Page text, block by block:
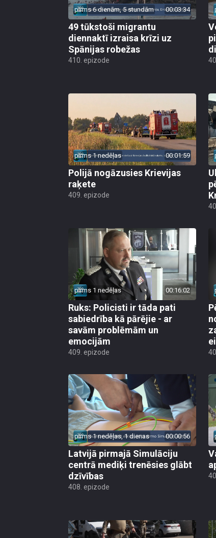
pirms 6 dienām, 5 stundām 00:03:34
49 tūkstoši migrantu
diennaktī izraisa krīzi uz
Spānijas robežas
410. epizode
pirms 1 nedēļas 00:01:59
Polijā nogāzusies Krievijas
raķete
409. epizode
pirms 1 nedēļas 00:16:02
Ruks: Policisti ir tāda pati
sabiedrība kā pārējie - ar
savām problēmām un
emocijām
409. epizode
pirms 1 nedēļas, 1 dienas 00:00:56
Latvijā pirmajā Simulāciju
centrā mediķi trenēsies glābt
dzīvības
408. epizode